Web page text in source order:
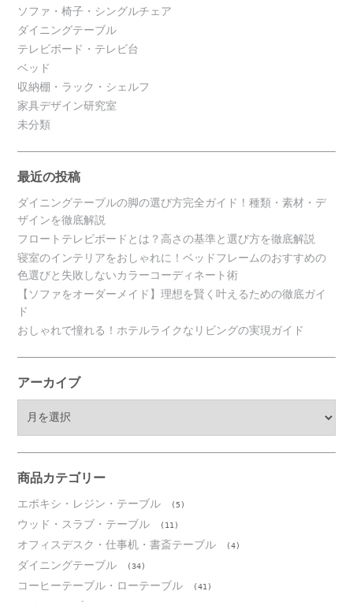
ソファ・椅子・シングルチェア
ダイニングテーブル
テレビボード・テレビ台
ベッド
収納棚・ラック・シェルフ
家具デザイン研究室
未分類
最近の投稿
ダイニングテーブルの脚の選び方完全ガイド！種類・素材・デ
ザインを徹底解説
フロートテレビボードとは？高さの基準と選び方を徹底解説
寝室のインテリアをおしゃれに！ベッドフレームのおすすめの
色選びと失敗しないカラーコーディネート術
【ソファをオーダーメイド】理想を賢く叶えるための徹底ガイ
ド
おしゃれで憧れる！ホテルライクなリビングの実現ガイド
アーカイブ
ブ
商品カテゴリー
エポキシ・レジン・テーブル (5)
ウッド・スラブ・テーブル (11)
オフィスデスク・仕事机・書斎テーブル (4)
ダイニングテーブル (34)
コーヒーテーブル・ローテーブル (41)